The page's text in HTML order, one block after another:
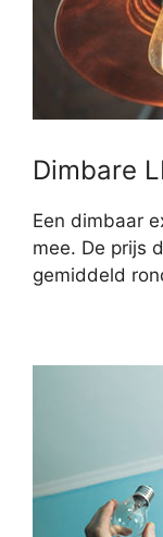
Dimbare
Een dimbaar
mee. De prijs
gemiddeld